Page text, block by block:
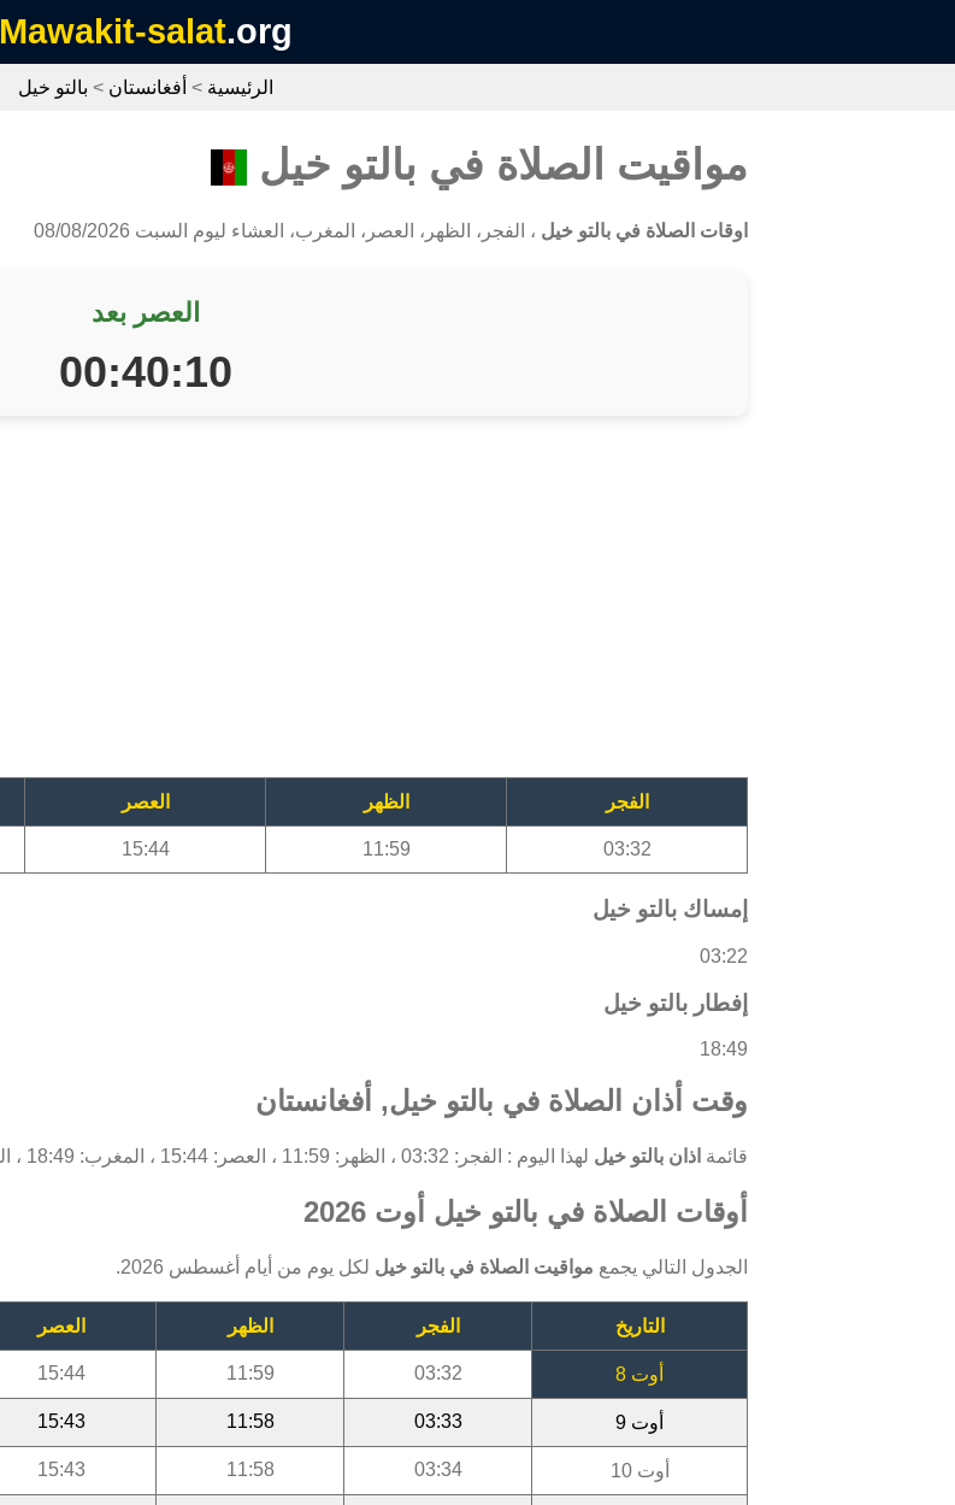
Mawakit-salat.org
الرئيسية > أفغانستان > بالتو خيل
مواقيت الصلاة في بالتو خيل
اوقات الصلاة في بالتو خيل ، الفجر، الظهر، العصر، المغرب، العشاء ليوم السبت 08/08/2026
العصر بعد
00:40:09
الفجر الظهر العصر
03:32
11:59
15:44
إمساك بالتو خيل
03:22
إفطار بالتو خيل
18:49
وقت أذان الصلاة في بالتو خيل, أفغانستان
قائمة اذان بالتو خيل لهذا اليوم : الفجر: 03:32 ، الظهر: 11:59 ، العصر: 15:44 ، المغرب: 18:49 ، العشاء: 20:18.
أوقات الصلاة في بالتو خيل أوت 2026
الجدول التالي يجمع مواقيت الصلاة في بالتو خيل لكل يوم من أيام أغسطس 2026.
التاريخ الفجر الظهر العصر
أوت 8 03:32
11:59
15:44
أوت 9 03:33
11:58
15:43
أوت 10 03:34
11:58
15:43